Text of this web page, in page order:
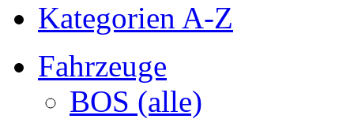
Kategorien A-Z
Fahrzeuge
BOS (alle)